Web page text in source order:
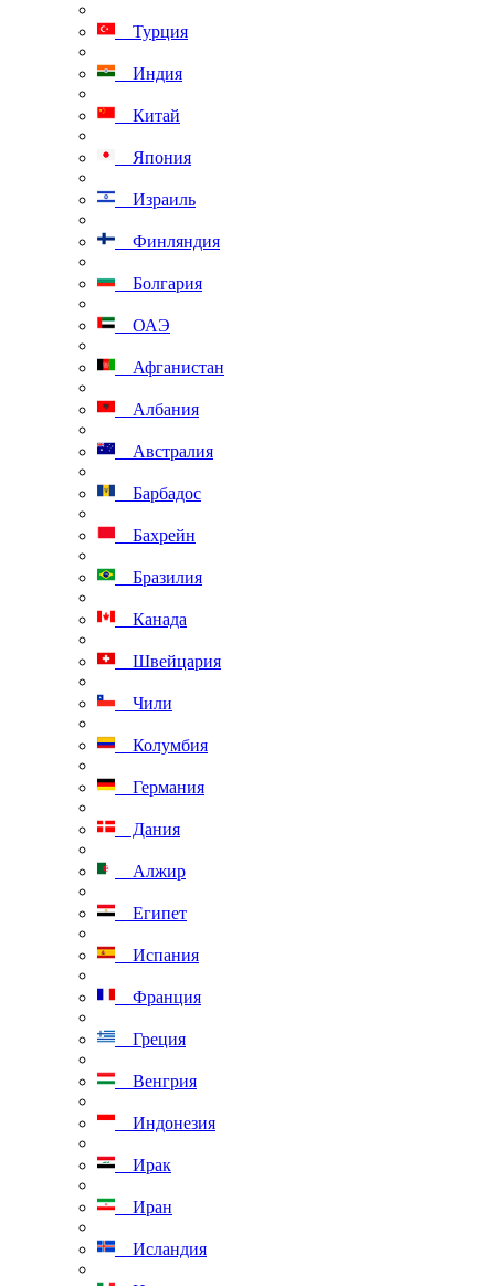
Турция
Индия
Китай
Япония
Израиль
Финляндия
Болгария
ОАЭ
Афганистан
Албания
Австралия
Барбадос
Бахрейн
Бразилия
Канада
Швейцария
Чили
Колумбия
Германия
Дания
Алжир
Египет
Испания
Франция
Греция
Венгрия
Индонезия
Ирак
Иран
Исландия